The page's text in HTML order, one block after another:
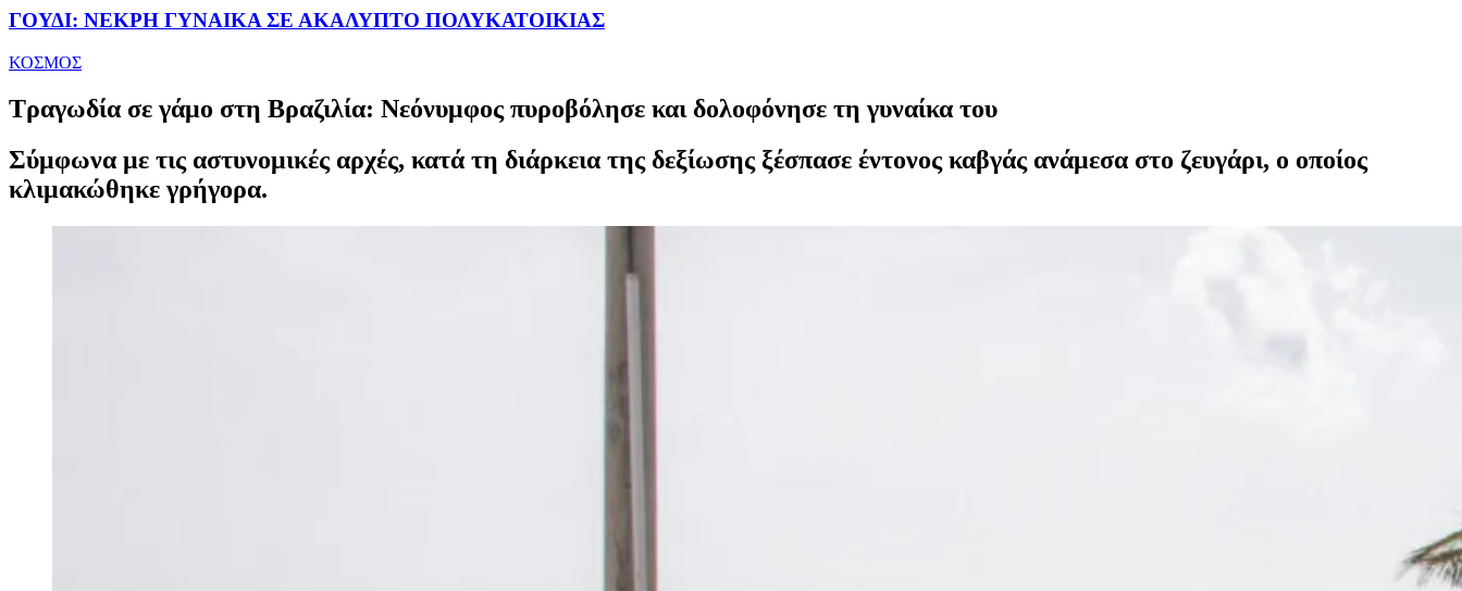
ΓΟΥΔΙ: ΝΕΚΡΗ ΓΥΝΑΙΚΑ ΣΕ ΑΚΑΛΥΠΤΟ ΠΟΛΥΚΑΤΟΙΚΙΑΣ
ΚΟΣΜΟΣ
Τραγωδία σε γάμο στη Βραζιλία: Νεόνυμφος πυροβόλησε και δολοφόνησε τη γυναίκα του
Σύμφωνα με τις αστυνομικές αρχές, κατά τη διάρκεια της δεξίωσης ξέσπασε έντονος καβγάς ανάμεσα στο ζευγάρι, ο οποίος
κλιμακώθηκε γρήγορα.